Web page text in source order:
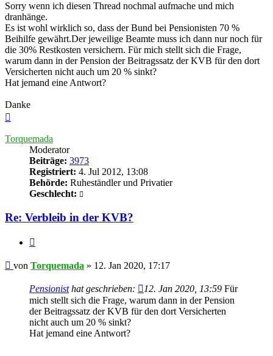
Sorry wenn ich diesen Thread nochmal aufmache und mich
dranhänge.
Es ist wohl wirklich so, dass der Bund bei Pensionisten 70 %
Beihilfe gewährt.Der jeweilige Beamte muss ich dann nur noch für
die 30% Restkosten versichern. Für mich stellt sich die Frage,
warum dann in der Pension der Beitragssatz der KVB für den dort
Versicherten nicht auch um 20 % sinkt?
Hat jemand eine Antwort?
Danke
Torquemada
Moderator
Beiträge: 3973
Registriert: 4. Jul 2012, 13:08
Behörde: Ruheständler und Privatier
Geschlecht:
Re: Verbleib in der KVB?
Beitrag
von Torquemada » 12. Jan 2020, 17:17
Pensionisthat geschrieben: 12. Jan 2020, 13:59 Für
mich stellt sich die Frage, warum dann in der Pension
der Beitragssatz der KVB für den dort Versicherten
nicht auch um 20 % sinkt?
Hat jemand eine Antwort?